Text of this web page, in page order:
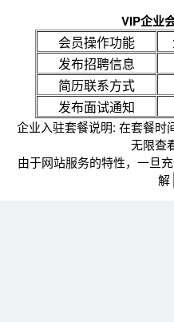
VIP企业
会员操作功能
发布招聘信息
简历联系方式
发布面试通知
企业入驻套餐说明: 在套餐时
无限查
由于网站服务的特性，一旦
解